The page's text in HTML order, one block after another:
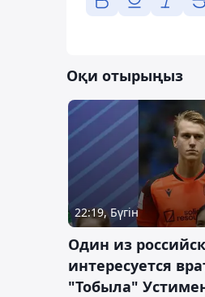
Оқи отырыңыз
22:19, Бүгін
Один из
интересуется
"Тобыла"